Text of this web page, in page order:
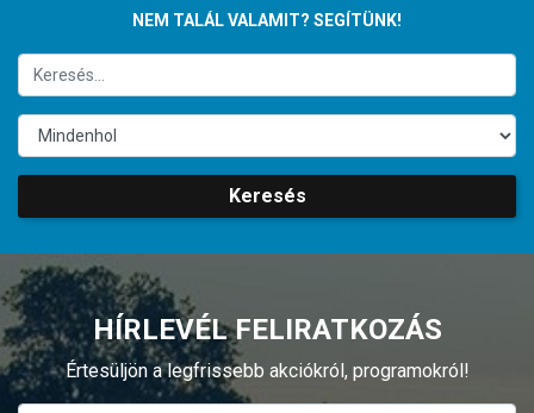
NEM TALÁL VALAMIT? SEGÍTÜNK!
Keresés
HÍRLEVÉL FELIRATKOZÁS
Értesüljön a legfrissebb akciókról, programokról!